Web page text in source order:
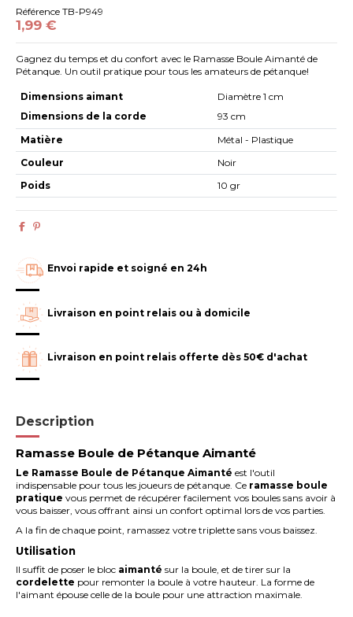
Référence TB-P949
1,99 €
Gagnez du temps et du confort avec le Ramasse Boule Aimanté de
Pétanque. Un outil pratique pour tous les amateurs de pétanque!
Dimensions aimant
Dimensions de la corde
Diamètre 1 cm
93 cm
Matière
Métal - Plastique
Couleur
Noir
Poids
10 gr
Envoi rapide et soigné en 24h
Livraison en point relais ou à domicile
Livraison en point relais offerte dès 50€ d'achat
Description
Ramasse Boule de Pétanque Aimanté
Le Ramasse Boule de Pétanque Aimanté est l'outil
indispensable pour tous les joueurs de pétanque. Ce ramasse boule
pratique vous permet de récupérer facilement vos boules sans avoir à
vous baisser, vous offrant ainsi un confort optimal lors de vos parties.
A la fin de chaque point, ramassez votre triplette sans vous baissez.
Utilisation
Il suffit de poser le bloc aimanté sur la boule, et de tirer sur la
cordelette pour remonter la boule à votre hauteur. La forme de
l'aimant épouse celle de la boule pour une attraction maximale.